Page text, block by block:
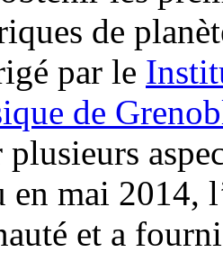
de
par le
de
en mai 2014,
et a